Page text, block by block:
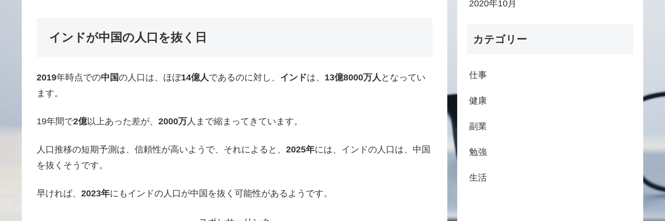
インドが中国の人口を抜く日
2019年時点での中国の人口は、ほぼ14億人であるのに対し、 インドは、 13億8000万人 となってい
ます。
19年間で2億以上あった差が、 2000万 人まで縮まってきています。
人口推移の短期予測は、信頼性が高いようで、それによると、 2025年には、インドの人口は、中国
を抜くそうです。
早ければ、 2023年にもインドの人口が中国を抜く可能性があるようです。
2020年10月
カテゴリー
仕事
健康
副業
勉強
生活